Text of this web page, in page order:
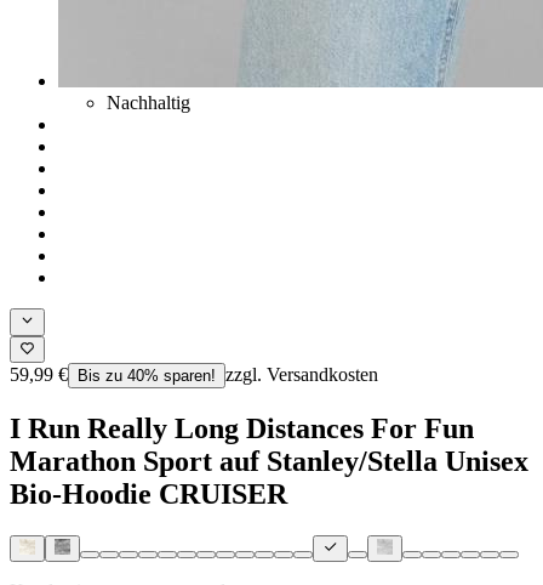
Nachhaltig
59,99 € Bis zu 40% sparen! zzgl. Versandkosten
I Run Really Long Distances For Fun
Marathon Sport auf Stanley/Stella Unisex
Bio-Hoodie CRUISER